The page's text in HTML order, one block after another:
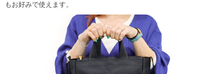
もお好みで使えます。